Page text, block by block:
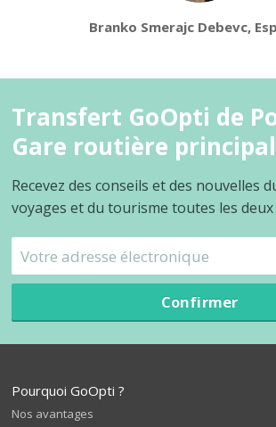
Branko Smerajc Debevc,
Transfert GoOpti de
Gare routière
Recevez des conseils et des nouvelles
voyages et du tourisme toutes les deux
Confirmer
Pourquoi GoOpti ?
Nos avantages